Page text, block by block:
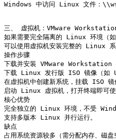
Windows 中访问 Linux 文件：
三、 虚拟机：VMware
如果需要完全隔离的 Linux 环境（如
可以使用虚拟机安装完整的 Linux
操作步骤
下载并安装 VMware
下载 Linux 发行版 ISO 镜像（如
在虚拟机中创建新系统，挂载 ISO
启动 Linux 虚拟机，打开终端即可
核心优势
完全独立的 Linux 环境，不受
支持多版本 Linux 并行运行。
缺点
占用系统资源较多（需分配内存、磁盘